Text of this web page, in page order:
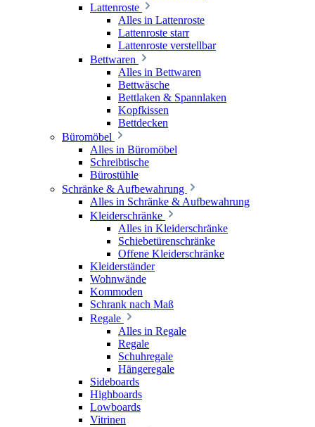
Lattenroste
Alles in Lattenroste
Lattenroste starr
Lattenroste verstellbar
Bettwaren
Alles in Bettwaren
Bettwäsche
Bettlaken & Spannlaken
Kopfkissen
Bettdecken
Büromöbel
Alles in Büromöbel
Schreibtische
Bürostühle
Schränke & Aufbewahrung
Alles in Schränke & Aufbewahrung
Kleiderschränke
Alles in Kleiderschränke
Schiebetürenschränke
Offene Kleiderschränke
Kleiderständer
Wohnwände
Kommoden
Schrank nach Maß
Regale
Alles in Regale
Regale
Schuhregale
Hängeregale
Sideboards
Highboards
Lowboards
Vitrinen